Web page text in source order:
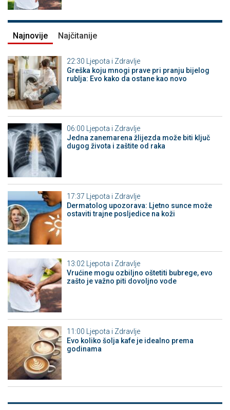
Najnovije Najčitanije
22:30 Ljepota i Zdravlje
Greška koju mnogi prave pri pranju bijelog
rublja: Evo kako da ostane kao novo
06:00
Ljepota i Zdravlje
Jedna zanemarena žlijezda može biti ključ
dugog života i zaštite od raka
17:37 Ljepota i Zdravlje
Dermatolog upozorava: Ljetno sunce može
ostaviti trajne posljedice na koži
13:02
Ljepota i Zdravlje
Vrućine mogu ozbiljno oštetiti bubrege, evo
zašto je važno piti dovoljno vode
11:00 Ljepota i Zdravlje
Evo koliko šolja kafe je idealno prema
godinama